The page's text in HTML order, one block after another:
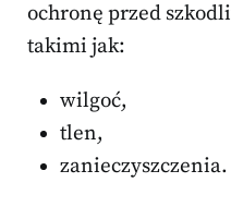
ochronę przed
takimi jak:
wilgoć,
tlen,
zanieczyszczenia.